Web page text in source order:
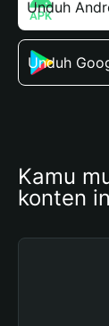
Unduh
Unduh
Kamu
konten